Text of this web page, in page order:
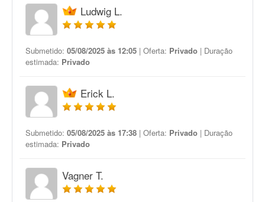
Ludwig L.
Submetido: 05/08/2025 às 12:05 | Oferta: Privado | Duração
estimada: Privado
Erick L.
Submetido: 05/08/2025 às 17:38 | Oferta: Privado | Duração
estimada: Privado
Vagner T.